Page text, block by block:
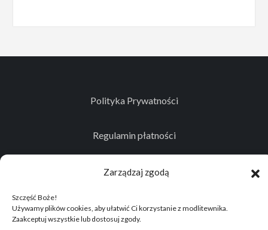
Zarządzaj zgodą
Szczęść Boże!
Używamy plików cookies, aby ułatwić Ci korzystanie z modlitewnika.
Zaakceptuj wszystkie lub dostosuj zgody.
Polityka Prywatności
Regulamin płatności
Kontakt